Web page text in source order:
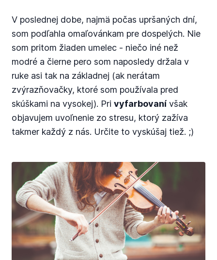
V poslednej dobe, najmä počas upršaných dní,
som podľahla omaľovánkam pre dospelých. Nie
som pritom žiaden umelec - niečo iné než
modré a čierne pero som naposledy držala v
ruke asi tak na základnej (ak nerátam
zvýrazňovačky, ktoré som používala pred
skúškami na vysokej). Pri vyfarbovaní však
objavujem uvoľnenie zo stresu, ktorý zažíva
takmer každý z nás. Určite to vyskúšaj tiež. ;)